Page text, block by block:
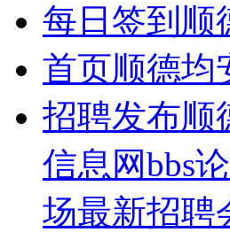
每日签到 顺
首页顺德均
招聘发布顺
信息网bbs
场最新招聘